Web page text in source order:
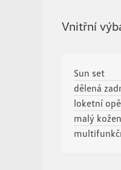
Vnitřní
Sun set
dělená
loketní
malý